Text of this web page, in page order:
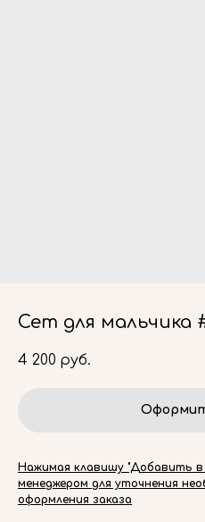
Сет для мальчика
4 200 руб.
Нажимая клавишу "Добавить
менеджером для уточнения
оформления заказа